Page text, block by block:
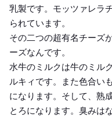
乳製です。モッツァレラ
られています。
その二つの超有名チーズ
ーズなんです。
水牛のミルクは牛のミル
ルキィです。また色合い
になります。そして、熟
とろになります。臭みは